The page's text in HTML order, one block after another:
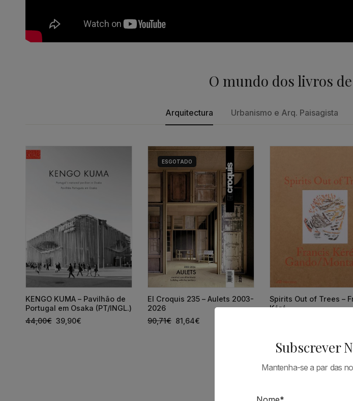
O mundo dos livros
Arquitectura Urbanismo e Arq. Paisagista
KENGO KUMA – Pavilhão de
Portugal em Osaka (PT/INGL.)
44,00€ 39,90€
ESGOTADO
El Croquis 235 – Aulets 2003-
2026
90,71€ 81,64€
Spirits Out of Trees –
Kéré
Tudo em
Subscrever
Mantenha-se a par das